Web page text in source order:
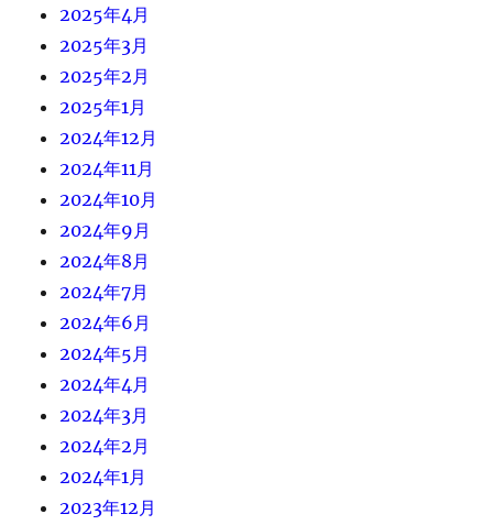
2025年4月
2025年3月
2025年2月
2025年1月
2024年12月
2024年11月
2024年10月
2024年9月
2024年8月
2024年7月
2024年6月
2024年5月
2024年4月
2024年3月
2024年2月
2024年1月
2023年12月